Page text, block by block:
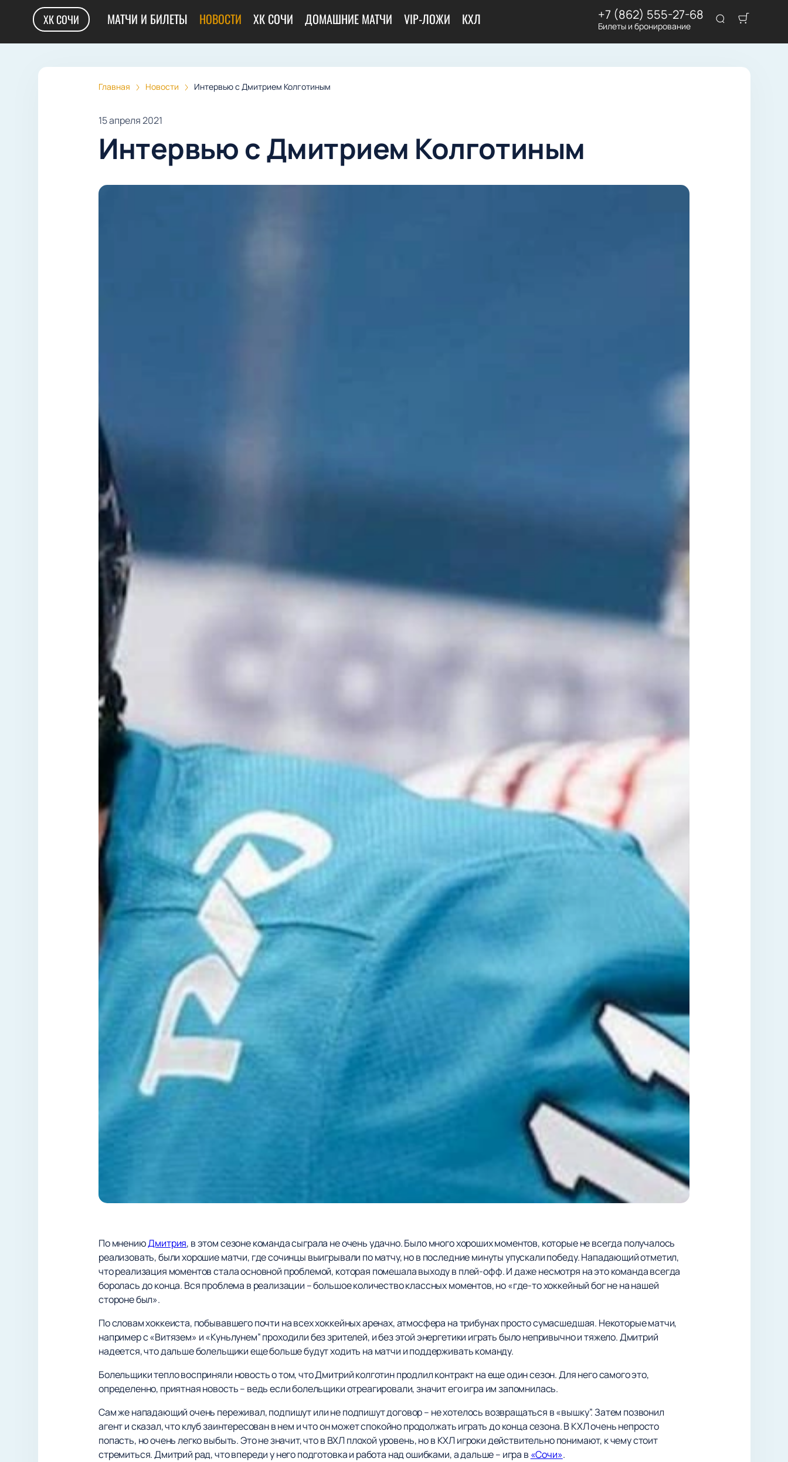
ХК СОЧИ МАТЧИ И БИЛЕТЫ НОВОСТИ ХК СОЧИ ДОМАШНИЕ МАТЧИ VIP-ЛОЖИ КХЛ +7 (862) 555-27-68
Билеты и бронирование
Главная Новости Интервью с Дмитрием Колготиным
15 апреля 2021
Интервью с Дмитрием Колготиным
По мнениюДмитрия, в этом сезоне команда сыграла не очень удачно. Было много хороших моментов, которые не всегда получалось
реализовать, были хорошие матчи, где сочинцы выигрывали по матчу, но в последние минуты упускали победу. Нападающий отметил,
что реализация моментов стала основной проблемой, которая помешала выходу в плей-офф. И даже несмотря на это команда всегда
боролась до конца. Вся проблема в реализации – большое количество классных моментов, но «где-то хоккейный бог не на нашей
стороне был».
По словам хоккеиста, побывавшего почти на всех хоккейных аренах, атмосфера на трибунах просто сумасшедшая. Некоторые матчи,
например с «Витязем» и «Куньлунем” проходили без зрителей, и без этой энергетики играть было непривычно и тяжело. Дмитрий
надеется, что дальше болельщики еще больше будут ходить на матчи и поддерживать команду.
Болельщики тепло восприняли новость о том, что Дмитрий колготин продлил контракт на еще один сезон. Для него самого это,
определенно, приятная новость – ведь если болельщики отреагировали, значит его игра им запомнилась.
Сам же нападающий очень переживал, подпишут или не подпишут договор – не хотелось возвращаться в «вышку”. Затем позвонил
агент и сказал, что клуб заинтересован в нем и что он может спокойно продолжать играть до конца сезона. В КХЛ очень непросто
попасть, но очень легко выбыть. Это не значит, что в ВХЛ плохой уровень, но в КХЛ игроки действительно понимают, к чему стоит
стремиться. Дмитрий рад, что впереди у него подготовка и работа над ошибками, а дальше – игра в «Сочи».